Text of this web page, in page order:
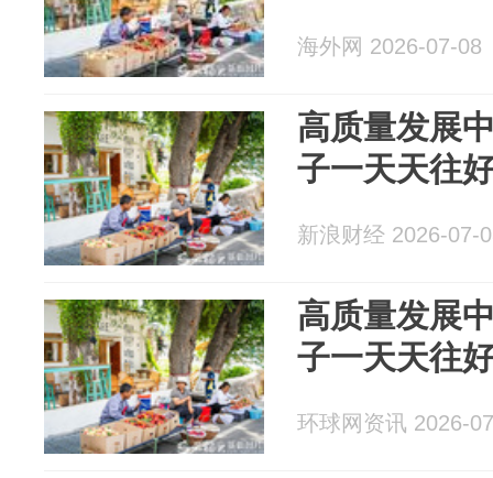
海外网 2026-07-08
高质量发展
子一天天往
新浪财经 2026-07-
高质量发展
子一天天往
环球网资讯 2026-